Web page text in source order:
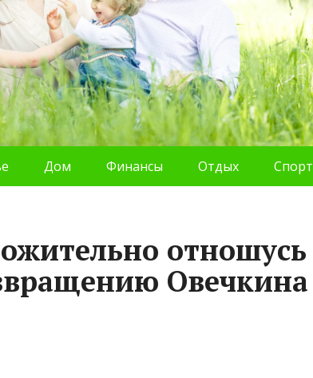
Дом Финансы Отдых Спорт
отношусь
Овечкина